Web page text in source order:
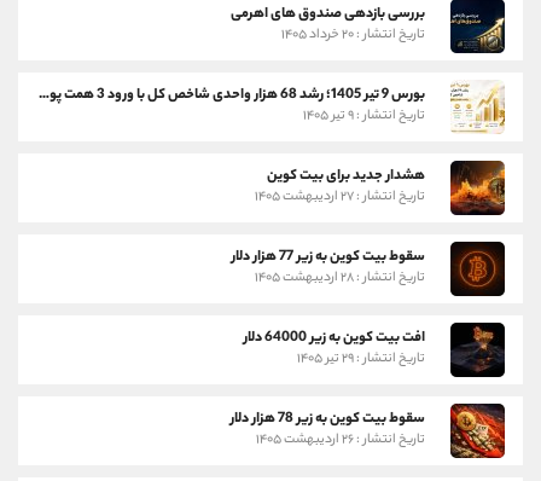
بررسی بازدهی صندوق های اهرمی
تاریخ انتشار : ۲۰ خرداد ۱۴۰۵
بورس 9 تیر 1405؛ رشد 68 هزار واحدی شاخص کل با ورود 3 همت پول حقیقی
تاریخ انتشار : ۹ تیر ۱۴۰۵
هشدار جدید برای بیت کوین
تاریخ انتشار : ۲۷ اردیبهشت ۱۴۰۵
سقوط بیت کوین به زیر 77 هزار دلار
تاریخ انتشار : ۲۸ اردیبهشت ۱۴۰۵
افت بیت کوین به زیر 64000 دلار
تاریخ انتشار : ۲۹ تیر ۱۴۰۵
سقوط بیت کوین به زیر 78 هزار دلار
تاریخ انتشار : ۲۶ اردیبهشت ۱۴۰۵